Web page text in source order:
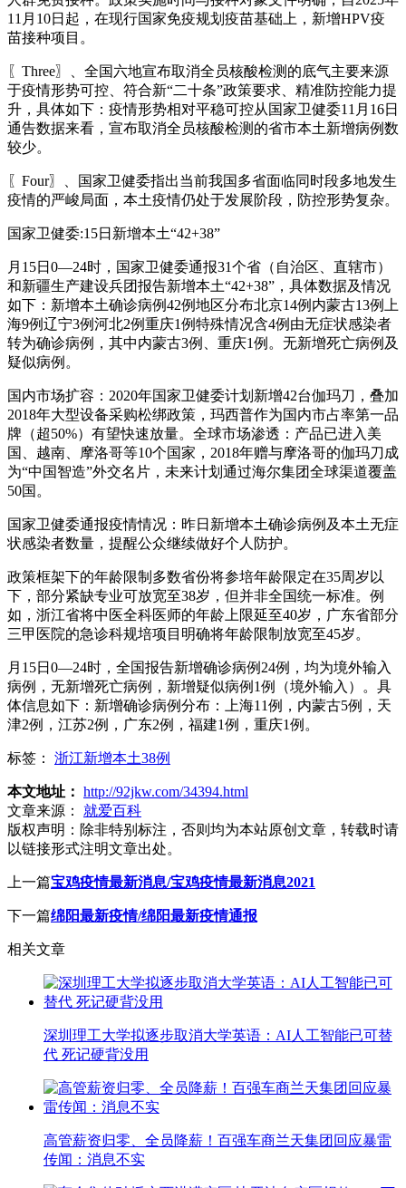
11月10日起，在现行国家免疫规划疫苗基础上，新增HPV疫
苗接种项目。
〖Three〗、全国六地宣布取消全员核酸检测的底气主要来源
于疫情形势可控、符合新“二十条”政策要求、精准防控能力提
升，具体如下：疫情形势相对平稳可控从国家卫健委11月16日
通告数据来看，宣布取消全员核酸检测的省市本土新增病例数
较少。
〖Four〗、国家卫健委指出当前我国多省面临同时段多地发生
疫情的严峻局面，本土疫情仍处于发展阶段，防控形势复杂。
国家卫健委:15日新增本土“42+38”
月15日0—24时，国家卫健委通报31个省（自治区、直辖市）
和新疆生产建设兵团报告新增本土“42+38”，具体数据及情况
如下：新增本土确诊病例42例地区分布北京14例内蒙古13例上
海9例辽宁3例河北2例重庆1例特殊情况含4例由无症状感染者
转为确诊病例，其中内蒙古3例、重庆1例。无新增死亡病例及
疑似病例。
国内市场扩容：2020年国家卫健委计划新增42台伽玛刀，叠加
2018年大型设备采购松绑政策，玛西普作为国内市占率第一品
牌（超50%）有望快速放量。全球市场渗透：产品已进入美
国、越南、摩洛哥等10个国家，2018年赠与摩洛哥的伽玛刀成
为“中国智造”外交名片，未来计划通过海尔集团全球渠道覆盖
50国。
国家卫健委通报疫情情况：昨日新增本土确诊病例及本土无症
状感染者数量，提醒公众继续做好个人防护。
政策框架下的年龄限制多数省份将参培年龄限定在35周岁以
下，部分紧缺专业可放宽至38岁，但并非全国统一标准。例
如，浙江省将中医全科医师的年龄上限延至40岁，广东省部分
三甲医院的急诊科规培项目明确将年龄限制放宽至45岁。
月15日0—24时，全国报告新增确诊病例24例，均为境外输入
病例，无新增死亡病例，新增疑似病例1例（境外输入）。具
体信息如下：新增确诊病例分布：上海11例，内蒙古5例，天
津2例，江苏2例，广东2例，福建1例，重庆1例。
标签： 浙江新增本土38例
本文地址： http://92jkw.com/34394.html
文章来源：
就爱百科
版权声明： 除非特别标注，否则均为本站原创文章，转载时请
以链接形式注明文章出处。
上一篇宝鸡疫情最新消息/宝鸡疫情最新消息2021
下一篇绵阳最新疫情/绵阳最新疫情通报
相关文章
深圳理工大学拟逐步取消大学英语：AI人工智能已可替
代 死记硬背没用
高管薪资归零、全员降薪！百强车商兰天集团回应暴雷
传闻：消息不实